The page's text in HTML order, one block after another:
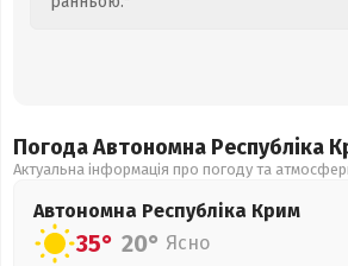
Погода Автономна Республіка
Актуальна інформація про погоду та
Автономна Республіка Крим
35° 20° Ясно